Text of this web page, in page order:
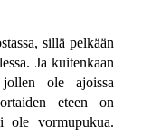
sillä pelkään
Ja kuitenkaan
ole ajoissa
eteen on
ole vormupukua.